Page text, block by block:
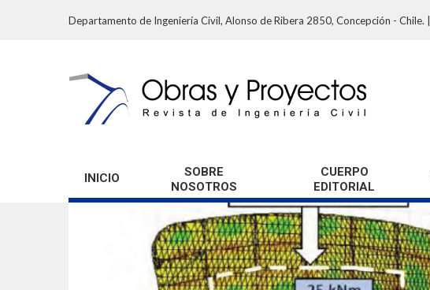
Departamento de Ingeniería Civil, Alonso de Ribera 2850, Concepción - Chile. |
INICIO
SOBRE
NOSOTROS
CUERPO
EDITORIAL